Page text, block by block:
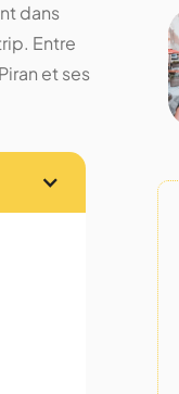
dans
Entre
et ses